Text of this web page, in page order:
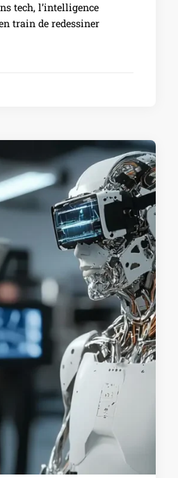
tech, l’intelligence
train de redessiner